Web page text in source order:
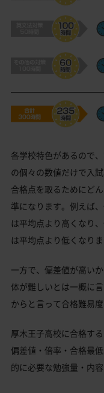
各学校特色があるので
の個々の数値だけで入
合格点を取るためにど
準になります。例えば
は平均点より高くなり
は平均点より低くなりま
一方で、偏差値が高い
体が難しいとは一概に
からと言って合格難易
厚木王子高校に合格す
偏差値・倍率・合格最
的に必要な勉強量・内